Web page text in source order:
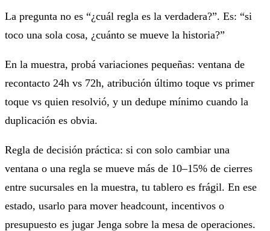
La pregunta no es “¿cuál regla es la verdadera?”. Es: “si
toco una sola cosa, ¿cuánto se mueve la historia?”
En la muestra, probá variaciones pequeñas: ventana de
recontacto 24h vs 72h, atribución último toque vs primer
toque vs quien resolvió, y un dedupe mínimo cuando la
duplicación es obvia.
Regla de decisión práctica: si con solo cambiar una
ventana o una regla se mueve más de 10–15% de cierres
entre sucursales en la muestra, tu tablero es frágil. En ese
estado, usarlo para mover headcount, incentivos o
presupuesto es jugar Jenga sobre la mesa de operaciones.